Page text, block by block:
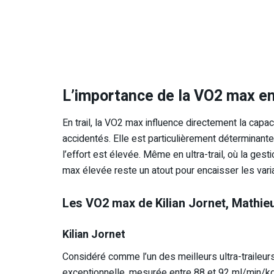
L’importance de la VO2 max
En trail, la VO2 max influence directement la
accidentés. Elle est particulièrement
l’effort est élevée. Même en ultra-trail, où la
max élevée reste un atout pour encaisser les
Les VO2 max de Kilian Jornet,
Kilian Jornet
Considéré comme l’un des meilleurs ultra-